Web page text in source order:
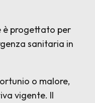
è progettato per
sanitaria in
o malore,
vigente. Il